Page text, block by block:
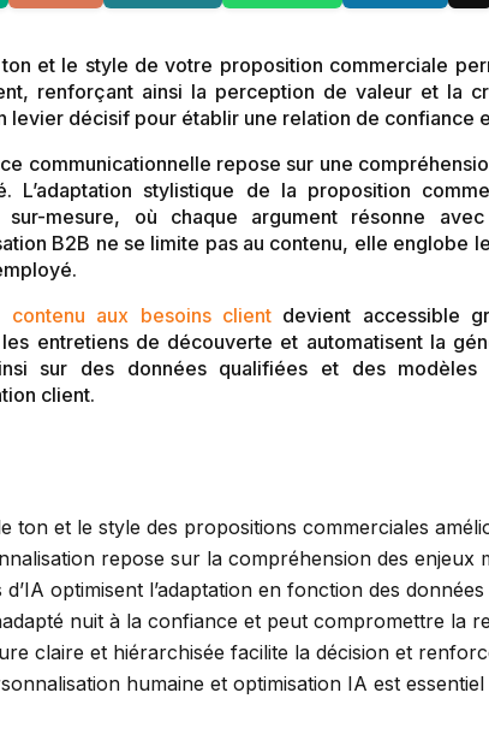
et le style de votre proposition commerciale
renforçant ainsi la perception de valeur et la
levier décisif pour établir une relation de
communicationnelle repose sur une
L’adaptation stylistique de la proposition
sur-mesure, où chaque argument résonne
B2B ne se limite pas au contenu, elle englobe
contenu aux besoins client devient accessible
entretiens de découverte et automatisent la
sur des données qualifiées et des
client.
ton et le style des propositions commerciales
repose sur la compréhension des enjeux
d’IA optimisent l’adaptation en fonction des
nuit à la confiance et peut compromettre la
claire et hiérarchisée facilite la décision et
humaine et optimisation IA est